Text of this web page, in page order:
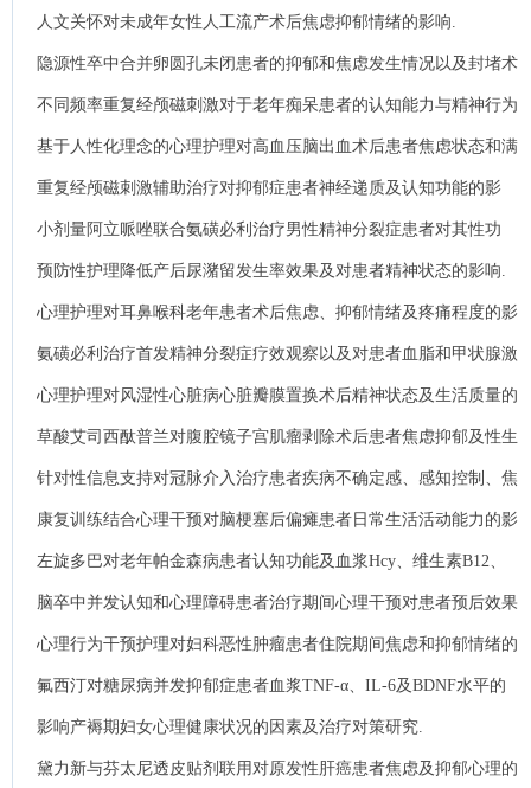
究.
人文关怀对未成年女性人工流产术后焦虑抑郁情绪的影响.
隐源性卒中合并卵圆孔未闭患者的抑郁和焦虑发生情况以及封堵术
对其的影响.
不同频率重复经颅磁刺激对于老年痴呆患者的认知能力与精神行为
症状的影响.
基于人性化理念的心理护理对高血压脑出血术后患者焦虑状态和满
意度的影响.
重复经颅磁刺激辅助治疗对抑郁症患者神经递质及认知功能的影
响.
小剂量阿立哌唑联合氨磺必利治疗男性精神分裂症患者对其性功
能、催乳素的影响.
预防性护理降低产后尿潴留发生率效果及对患者精神状态的影响.
心理护理对耳鼻喉科老年患者术后焦虑、抑郁情绪及疼痛程度的影
响.
氨磺必利治疗首发精神分裂症疗效观察以及对患者血脂和甲状腺激
素的影响.
心理护理对风湿性心脏病心脏瓣膜置换术后精神状态及生活质量的
影响.
草酸艾司西酞普兰对腹腔镜子宫肌瘤剥除术后患者焦虑抑郁及性生
活质量的影响、.
针对性信息支持对冠脉介入治疗患者疾病不确定感、感知控制、焦
虑及抑郁的影响.
康复训练结合心理干预对脑梗塞后偏瘫患者日常生活活动能力的影
响.
左旋多巴对老年帕金森病患者认知功能及血浆Hcy、维生素B12、
叶酸水平的影响.
脑卒中并发认知和心理障碍患者治疗期间心理干预对患者预后效果
的影响.
心理行为干预护理对妇科恶性肿瘤患者住院期间焦虑和抑郁情绪的
影响分析.
氟西汀对糖尿病并发抑郁症患者血浆TNF-α、IL-6及BDNF水平的
影响.
影响产褥期妇女心理健康状况的因素及治疗对策研究.
黛力新与芬太尼透皮贴剂联用对原发性肝癌患者焦虑及抑郁心理的